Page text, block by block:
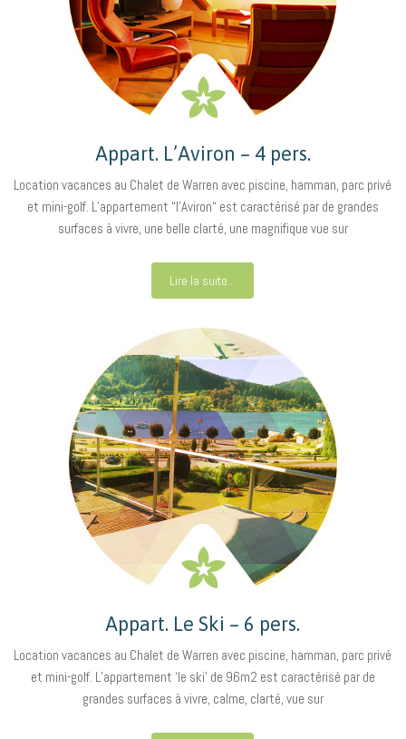
Appart. L’Aviron – 4 pers.
Location vacances au Chalet de Warren avec piscine, hamman, parc privé
et mini-golf. L’appartement “l’Aviron“ est caractérisé par de grandes
surfaces à vivre, une belle clarté, une magnifique vue sur
Lire la suite...
Appart. Le Ski – 6 pers.
Location vacances au Chalet de Warren avec piscine, hamman, parc privé
et mini-golf. L’appartement ‘le ski’ de 96m2 est caractérisé par de
grandes surfaces à vivre, calme, clarté, vue sur